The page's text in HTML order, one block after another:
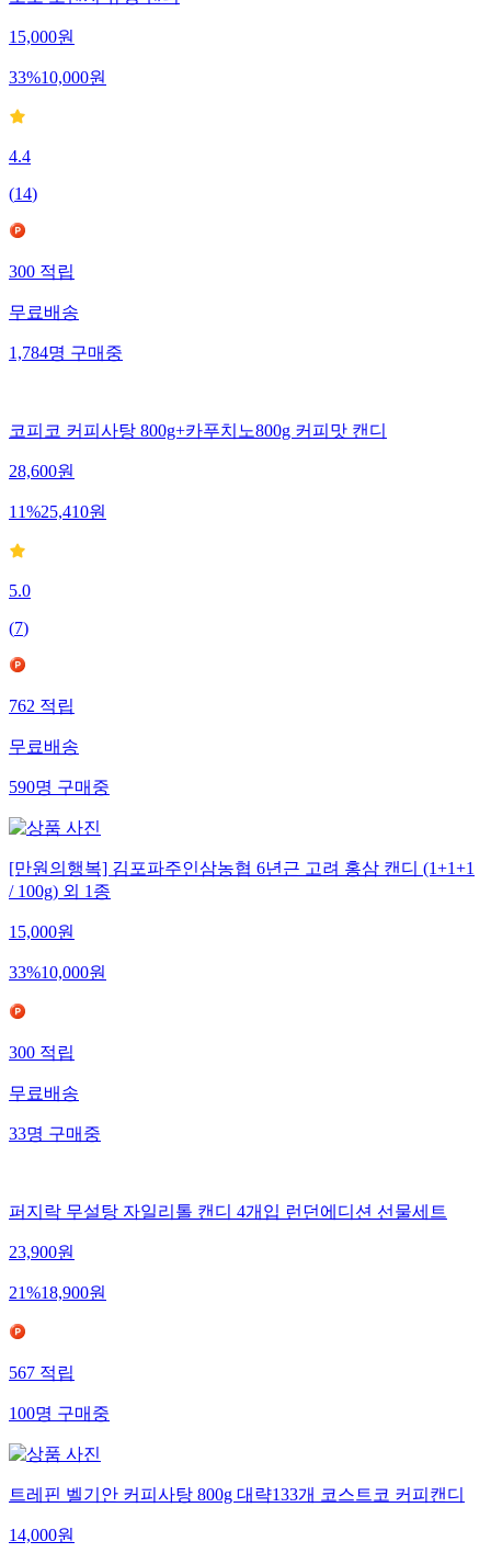
15,000원
33%10,000원
4.4
(14)
300적립
무료배송
1,784명구매중
코피코 커피사탕 800g+카푸치노800g 커피맛 캔디
28,600원
11%25,410원
5.0
(7)
762적립
무료배송
590명구매중
[만원의행복] 김포파주인삼농협 6년근 고려 홍삼 캔디 (1+1+1
/ 100g) 외 1종
15,000원
33%10,000원
300적립
무료배송
33명구매중
퍼지락 무설탕 자일리톨 캔디 4개입 런던에디션 선물세트
23,900원
21%18,900원
567적립
100명구매중
트레핀 벨기안 커피사탕 800g 대략133개 코스트코 커피캔디
14,000원